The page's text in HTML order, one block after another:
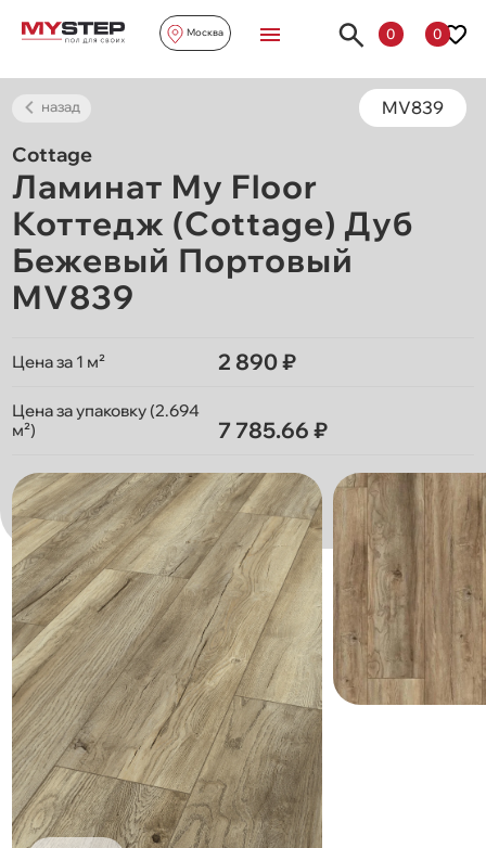
Москва 0 0
назад MV839
Cottage
Ламинат My Floor
Коттедж (Cottage) Дуб
Бежевый Портовый
MV839
Цена за 1 м² 2 890 ₽
Цена за упаковку (2.694
м²)
7 785.66 ₽